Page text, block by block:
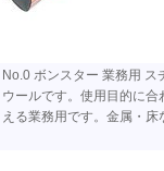
No.0 ボンスター 業務用
ウールです。使用目的に
える業務用です。金属・床